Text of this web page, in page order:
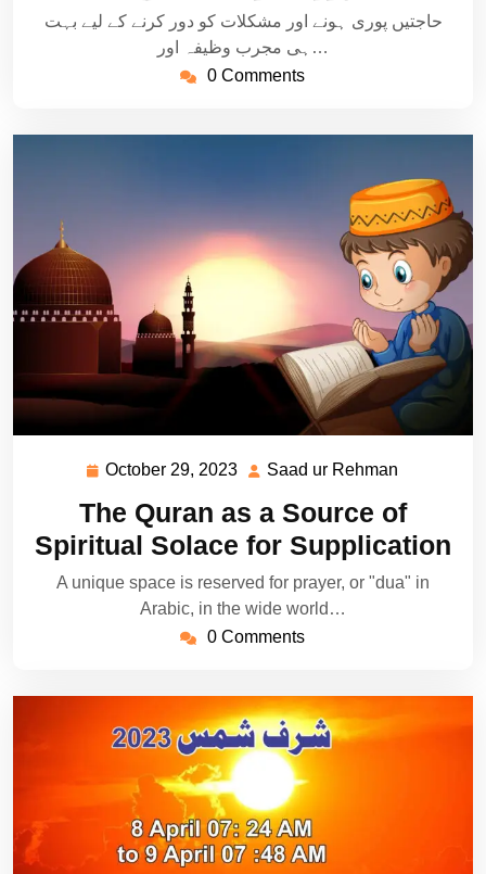
حاجتیں پوری ہونے اور مشکلات کو دور کرنے کے لیے بہت
ہی مجرب وظیفہ اور…
0 Comments
October 29, 2023 October
2023
Saad ur Rehman
Rehman
The Quran as a Source of
Spiritual Solace for Supplication
A unique space is reserved for prayer, or "dua" in
Arabic, in the wide world…
0 Comments